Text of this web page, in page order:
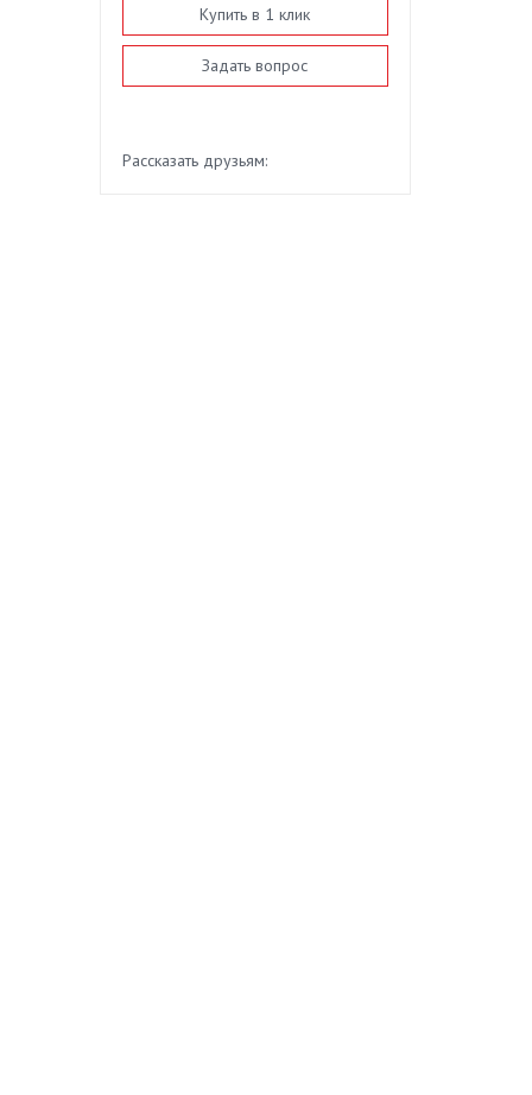
Купить в 1 клик
Задать вопрос
Рассказать друзьям: